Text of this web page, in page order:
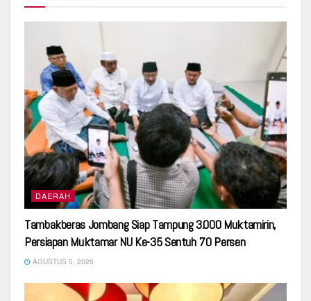
DAERAH
Tambakberas Jombang Siap Tampung 3.000 Muktamirin,
Persiapan Muktamar NU Ke-35 Sentuh 70 Persen
AGUSTUS 5, 2026